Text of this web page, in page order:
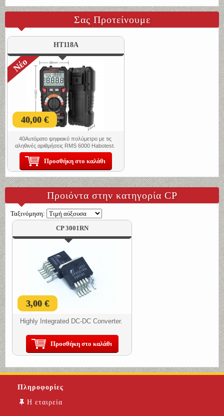
Σας Προτείνουμε
HT118A
Νέο
40,00 €
40Αυτόματο ψηφιακό πολύμετρο με τις
αληθινές αριθμήσεις RMS 6000 Ηabotest.
Προσθήκη στο καλάθι
Προιόντα στην κατηγορία CP
Ταξινόμηση:
CP 3001RN
3,00 €
Highly Integrated DC-DC Converter.
Προσθήκη στο καλάθι
Πληροφορίες
Η εταιρεία